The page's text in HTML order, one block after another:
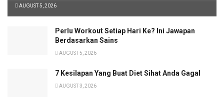
AUGUST 5, 2026
Perlu Workout Setiap Hari Ke? Ini Jawapan
Berdasarkan Sains
AUGUST 5, 2026
7 Kesilapan Yang Buat Diet Sihat Anda Gagal
AUGUST 3, 2026